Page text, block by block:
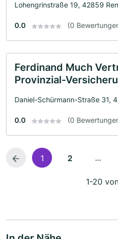
Lohengrinstraße 19, 42859
0.0 (0
Ferdinand Much
Provinzial-
Daniel-Schürmann-Straße 31,
0.0 (0
1 2 ...
1-20